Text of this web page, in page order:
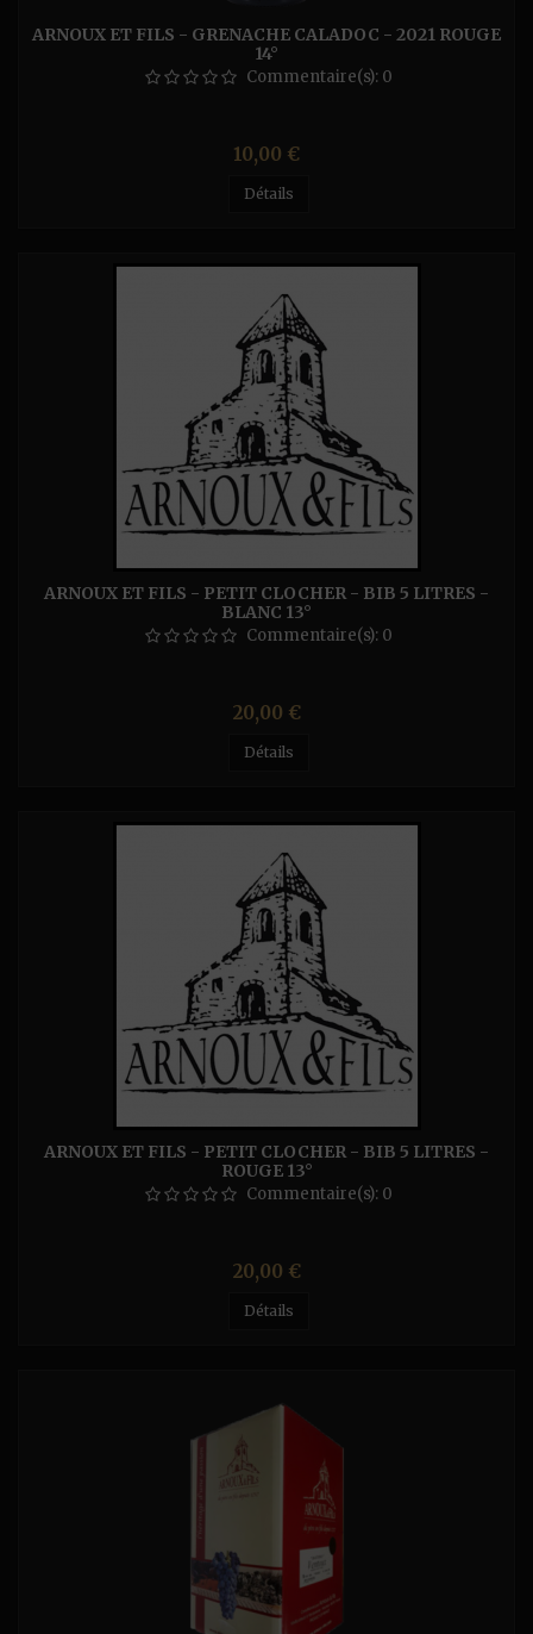
ARNOUX ET FILS - GRENACHE CALADOC - 2021 ROUGE
14°
Commentaire(s): 0
Prix
10,00 €
Détails
ARNOUX ET FILS - PETIT CLOCHER - BIB 5 LITRES -
BLANC 13°
Commentaire(s): 0
Prix
20,00 €
Détails
ARNOUX ET FILS - PETIT CLOCHER - BIB 5 LITRES -
ROUGE 13°
Commentaire(s): 0
Prix
20,00 €
Détails